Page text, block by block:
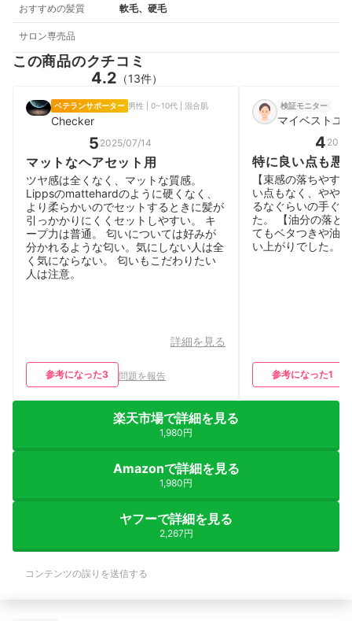
おすすめの髪質 軟毛、硬毛
サロン専売品
この商品のクチコミ
4.2 （13件）
ベテランサポーター 男性 | 0~10代 | 混合肌
Checker
5 2025/07/14
マットなヘアセット用
ツヤ感は全くなく、マットな質感。
Lippsのmattehardのように硬くなく、
より柔らかいのでセットするときに髪が
引っかかりにくくセットしやすい。 キ
ープ力は普通。 匂いについては好みが
分かれるような匂い。気にしない人は全
く気にならない。 匂いもこだわりたい
人は注意。
詳細を見る
参考になった3 問題を報告
検証モニター
マイベストユ
4
特に良い点も悪
【束感の落ちやす
い点もなく、やや
るなぐらいの手ぐ
た。 【油分の落と
てもベタつきや油
い上がりでした。
参考になった1
楽天市場で詳細を見る
1,980円
Amazonで詳細を見る
1,980円
ヤフーで詳細を見る
2,267円
コンテンツの誤りを送信する